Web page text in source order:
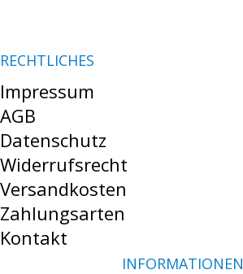
RECHTLICHES
Impressum
AGB
Datenschutz
Widerrufsrecht
Versandkosten
Zahlungsarten
Kontakt
INFORMATIONEN